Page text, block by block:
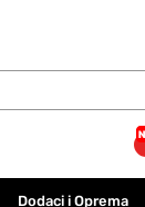
Dodaci i Oprema